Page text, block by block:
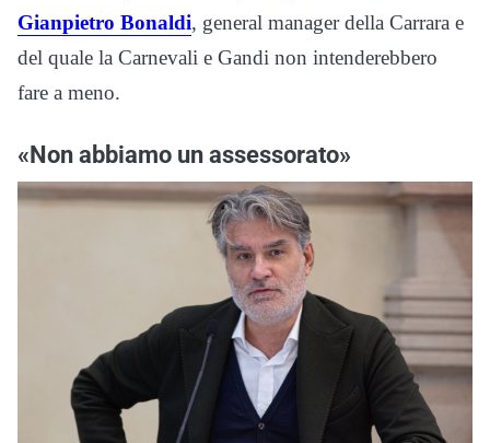
Gianpietro Bonaldi, general manager della Carrara e
del quale la Carnevali e Gandi non intenderebbero
fare a meno.
«Non abbiamo un assessorato»